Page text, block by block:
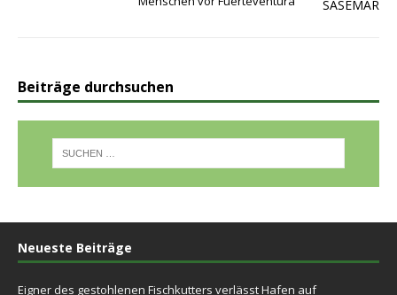
Beiträge durchsuchen
Neueste Beiträge
Eigner des gestohlenen Fischkutters verlässt Hafen auf